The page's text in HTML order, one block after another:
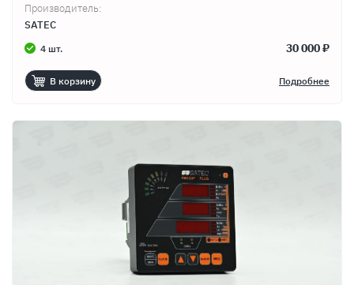
Производитель:
SATEC
4 шт. 30 000 ₽
В корзину Подробнее